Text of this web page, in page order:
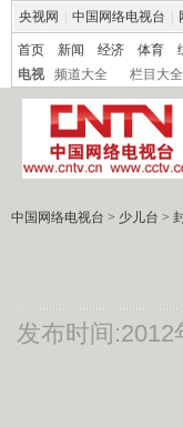
央视网 中国网络电视台
首页 新闻 经济 体育
电视
频道大全 栏目大全
中国网络电视台 > 少儿台 >
发布时间:2012